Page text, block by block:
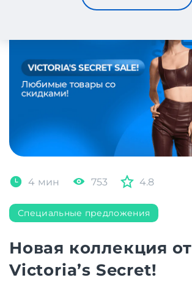
4 мин 753 4.8
Специальные предложения
Новая коллекция от
Victoria’s Secret!